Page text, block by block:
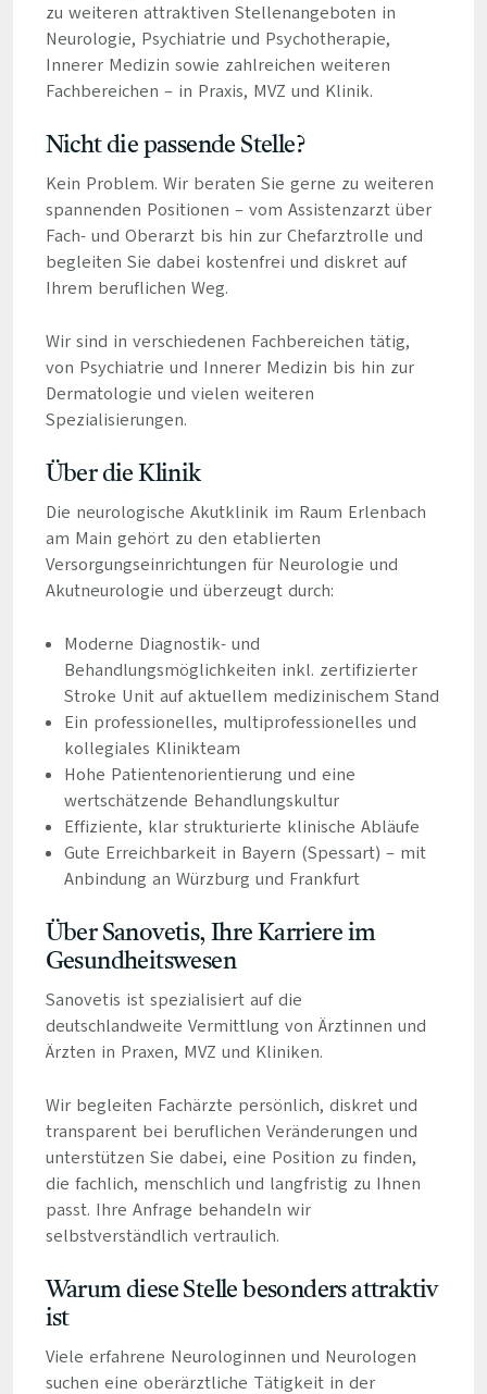
zu weiteren attraktiven Stellenangeboten in
Neurologie, Psychiatrie und Psychotherapie,
Innerer Medizin sowie zahlreichen weiteren
Fachbereichen – in Praxis, MVZ und Klinik.
Nicht die passende Stelle?
Kein Problem. Wir beraten Sie gerne zu weiteren
spannenden Positionen – vom Assistenzarzt über
Fach- und Oberarzt bis hin zur Chefarztrolle und
begleiten Sie dabei kostenfrei und diskret auf
Ihrem beruflichen Weg.
Wir sind in verschiedenen Fachbereichen tätig,
von Psychiatrie und Innerer Medizin bis hin zur
Dermatologie und vielen weiteren
Spezialisierungen.
Über die Klinik
Die neurologische Akutklinik im Raum Erlenbach
am Main gehört zu den etablierten
Versorgungseinrichtungen für Neurologie und
Akutneurologie und überzeugt durch:
Moderne Diagnostik- und
Behandlungsmöglichkeiten inkl. zertifizierter
Stroke Unit auf aktuellem medizinischem Stand
Ein professionelles, multiprofessionelles und
kollegiales Klinikteam
Hohe Patientenorientierung und eine
wertschätzende Behandlungskultur
Effiziente, klar strukturierte klinische Abläufe
Gute Erreichbarkeit in Bayern (Spessart) – mit
Anbindung an Würzburg und Frankfurt
Über Sanovetis, Ihre Karriere im
Gesundheitswesen
Sanovetis ist spezialisiert auf die
deutschlandweite Vermittlung von Ärztinnen und
Ärzten in Praxen, MVZ und Kliniken.
Wir begleiten Fachärzte persönlich, diskret und
transparent bei beruflichen Veränderungen und
unterstützen Sie dabei, eine Position zu finden,
die fachlich, menschlich und langfristig zu Ihnen
passt. Ihre Anfrage behandeln wir
selbstverständlich vertraulich.
Warum diese Stelle besonders attraktiv
ist
Viele erfahrene Neurologinnen und Neurologen
suchen eine oberärztliche Tätigkeit in der